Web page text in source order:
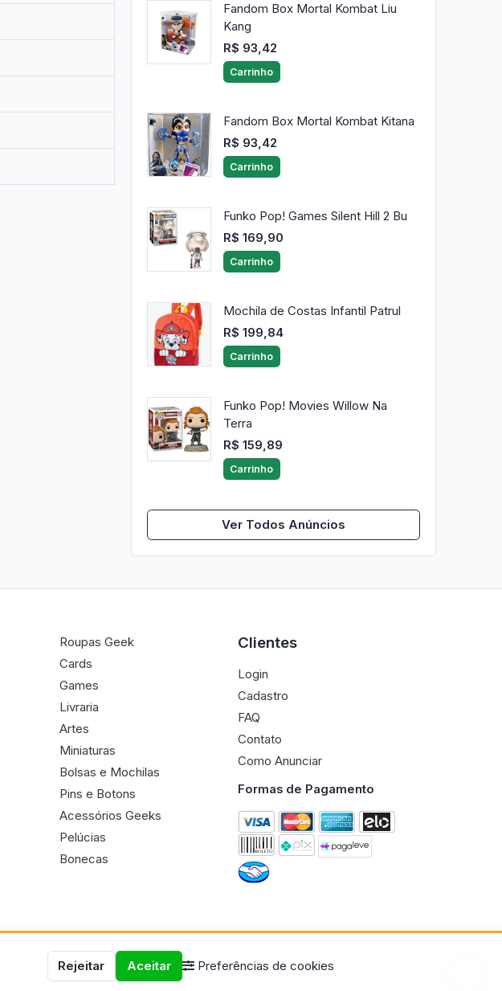
Fandom Box Mortal Kombat Liu
Kang
R$ 93,42
Carrinho
Fandom Box Mortal Kombat Kitana
R$ 93,42
Carrinho
Funko Pop! Games Silent Hill 2 Bu
R$ 169,90
Carrinho
Mochila de Costas Infantil Patrul
R$ 199,84
Carrinho
Funko Pop! Movies Willow Na
Terra
R$ 159,89
Carrinho
Ver Todos Anúncios
Rejeitar Aceitar Preferências de cookies
Roupas Geek
Cards
Games
Livraria
Artes
Miniaturas
Bolsas e Mochilas
Pins e Botons
Acessórios Geeks
Pelúcias
Bonecas
Clientes
Login
Cadastro
FAQ
Contato
Como Anunciar
Formas de Pagamento